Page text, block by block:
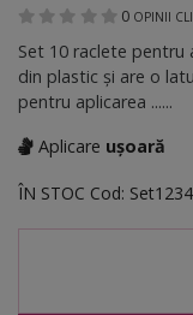
0 OPINII
Set 10 raclete pentru
din plastic şi are o
pentru aplicarea ......
Aplicare ușoară
ÎN STOC Cod: Set1234